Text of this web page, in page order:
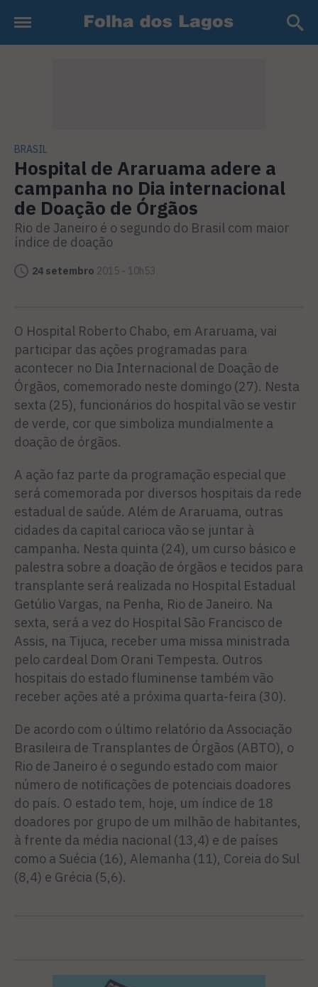
BRASIL
Hospital de Araruama adere a
campanha no Dia internacional
de Doação de Órgãos
Rio de Janeiro é o segundo do Brasil com maior
índice de doação
24 setembro 2015 - 10h53
O Hospital Roberto Chabo, em Araruama, vai
participar das ações programadas para
acontecer no Dia Internacional de Doação de
Órgãos, comemorado neste domingo (27). Nesta
sexta (25), funcionários do hospital vão se vestir
de verde, cor que simboliza mundialmente a
doação de órgãos.
A ação faz parte da programação especial que
será comemorada por diversos hospitais da rede
estadual de saúde. Além de Araruama, outras
cidades da capital carioca vão se juntar à
campanha. Nesta quinta (24), um curso básico e
palestra sobre a doação de órgãos e tecidos para
transplante será realizada no Hospital Estadual
Getúlio Vargas, na Penha, Rio de Janeiro. Na
sexta, será a vez do Hospital São Francisco de
Assis, na Tijuca, receber uma missa ministrada
pelo cardeal Dom Orani Tempesta. Outros
hospitais do estado fluminense também vão
receber ações até a próxima quarta-feira (30).
De acordo com o último relatório da Associação
Brasileira de Transplantes de Órgãos (ABTO), o
Rio de Janeiro é o segundo estado com maior
número de notificações de potenciais doadores
do país. O estado tem, hoje, um índice de 18
doadores por grupo de um milhão de habitantes,
à frente da média nacional (13,4) e de países
como a Suécia (16), Alemanha (11), Coreia do Sul
(8,4) e Grécia (5,6).